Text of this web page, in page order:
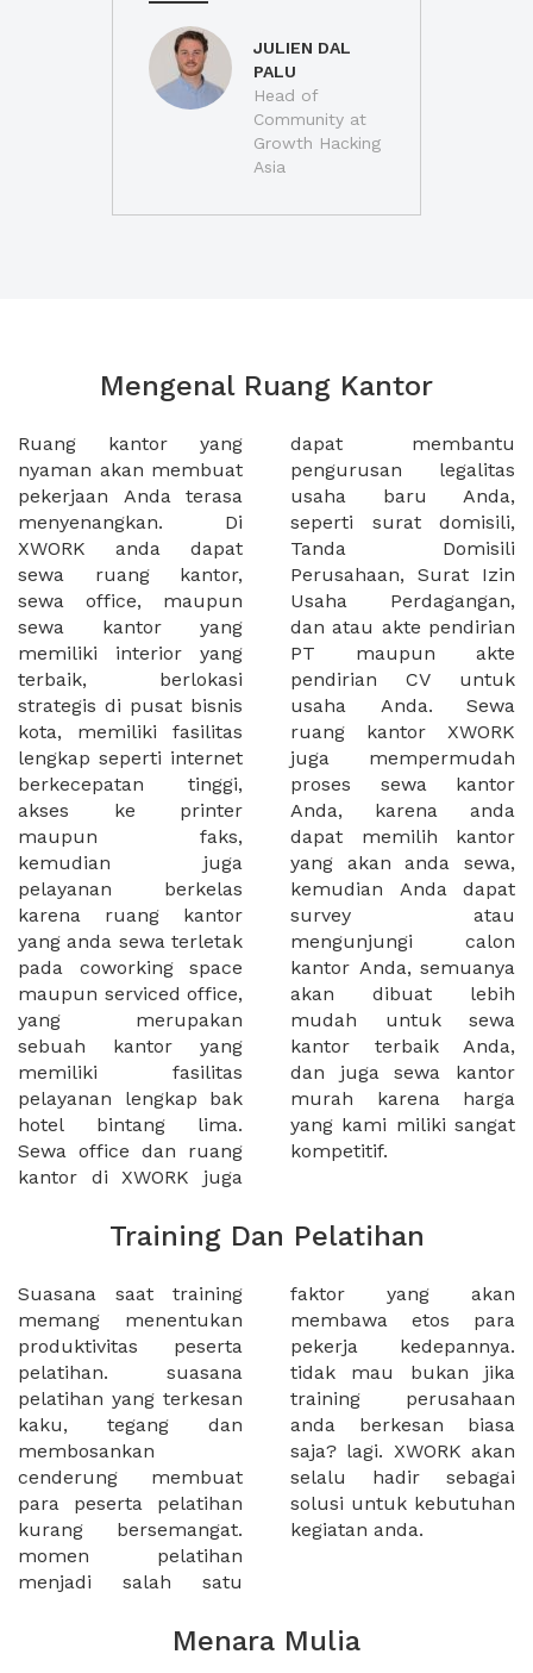
JULIEN DAL
PALU
Head of
Community at
Growth Hacking
Asia
Mengenal Ruang Kantor
Ruang kantor yang
nyaman akan membuat
pekerjaan Anda terasa
menyenangkan. Di
XWORK anda dapat
sewa ruang kantor,
sewa office, maupun
sewa kantor yang
memiliki interior yang
terbaik, berlokasi
strategis di pusat bisnis
kota, memiliki fasilitas
lengkap seperti internet
berkecepatan tinggi,
akses ke printer
maupun faks,
kemudian juga
pelayanan berkelas
karena ruang kantor
yang anda sewa terletak
pada coworking space
maupun serviced office,
yang merupakan
sebuah kantor yang
memiliki fasilitas
pelayanan lengkap bak
hotel bintang lima.
Sewa office dan ruang
kantor di XWORK juga
dapat membantu
pengurusan legalitas
usaha baru Anda,
seperti surat domisili,
Tanda Domisili
Perusahaan, Surat Izin
Usaha Perdagangan,
dan atau akte pendirian
PT maupun akte
pendirian CV untuk
usaha Anda. Sewa
ruang kantor XWORK
juga mempermudah
proses sewa kantor
Anda, karena anda
dapat memilih kantor
yang akan anda sewa,
kemudian Anda dapat
survey atau
mengunjungi calon
kantor Anda, semuanya
akan dibuat lebih
mudah untuk sewa
kantor terbaik Anda,
dan juga sewa kantor
murah karena harga
yang kami miliki sangat
kompetitif.
Training Dan Pelatihan
Suasana saat training
memang menentukan
produktivitas peserta
pelatihan. suasana
pelatihan yang terkesan
kaku, tegang dan
membosankan
cenderung membuat
para peserta pelatihan
kurang bersemangat.
momen pelatihan
menjadi salah satu
faktor yang akan
membawa etos para
pekerja kedepannya.
tidak mau bukan jika
training perusahaan
anda berkesan biasa
saja? lagi. XWORK akan
selalu hadir sebagai
solusi untuk kebutuhan
kegiatan anda.
Menara Mulia